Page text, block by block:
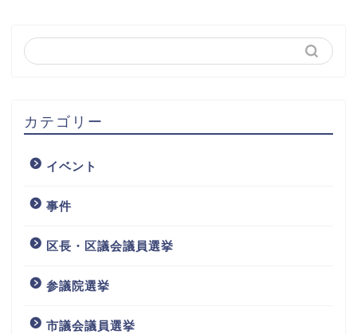
カテゴリー
イベント
事件
区長・区議会議員選挙
参議院選挙
市議会議員選挙